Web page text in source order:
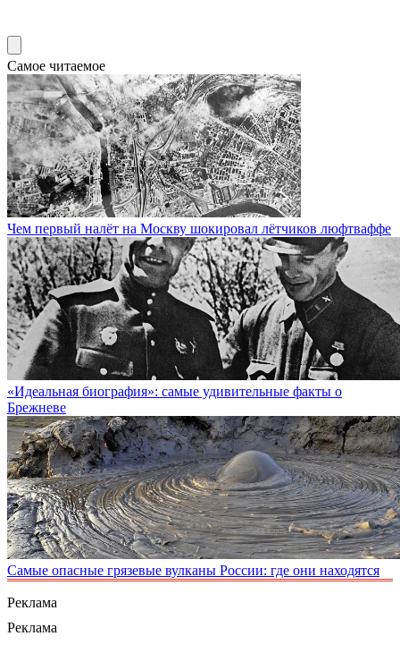
Самое читаемое
Чем первый налёт на Москву шокировал лётчиков люфтваффе
«Идеальная биография»: самые удивительные факты о
Брежневе
Самые опасные грязевые вулканы России: где они находятся
Реклама
Реклама